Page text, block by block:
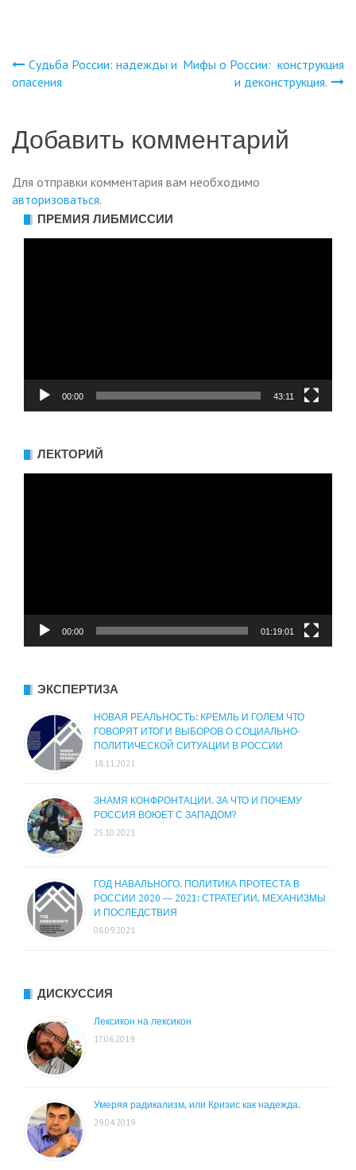
Навигация
записям
Судьба России: надежды и
опасения
Мифы о России: конструкция
и деконструкция.
Добавить комментарий
Для отправки комментария вам необходимо
авторизоваться.
ПРЕМИЯ ЛИБМИССИИ
00:00 43:11
ЛЕКТОРИЙ
00:00 01:19:01
ЭКСПЕРТИЗА
НОВАЯ РЕАЛЬНОСТЬ: КРЕМЛЬ И ГОЛЕМ ЧТО
ГОВОРЯТ ИТОГИ ВЫБОРОВ О СОЦИАЛЬНО-
ПОЛИТИЧЕСКОЙ СИТУАЦИИ В РОССИИ
18.11.2021
ЗНАМЯ КОНФРОНТАЦИИ. ЗА ЧТО И ПОЧЕМУ
РОССИЯ ВОЮЕТ С ЗАПАДОМ?
25.10.2021
ГОД НАВАЛЬНОГО. ПОЛИТИКА ПРОТЕСТА В
РОССИИ 2020 — 2021: СТРАТЕГИИ, МЕХАНИЗМЫ
И ПОСЛЕДСТВИЯ
08.09.2021
ДИСКУССИЯ
Лексикон на лексикон
17.06.2019
Умеряя радикализм, или Кризис как надежда.
29.04.2019